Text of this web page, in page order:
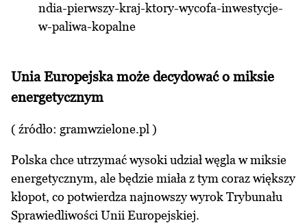
ndia-pierwszy-kraj-ktory-wycofa-inwestycje-
w-paliwa-kopalne
Unia Europejska może decydować o miksie
energetycznym
( źródło: gramwzielone.pl )
Polska chce utrzymać wysoki udział węgla w miksie
energetycznym, ale będzie miała z tym coraz większy
kłopot, co potwierdza najnowszy wyrok Trybunału
Sprawiedliwości Unii Europejskiej.